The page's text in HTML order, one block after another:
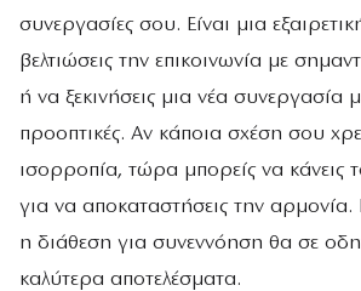
συνεργασίες σου. Είναι μια
βελτιώσεις την επικοινωνία με
ή να ξεκινήσεις μια νέα συνεργασία
προοπτικές. Αν κάποια σχέση σου
ισορροπία, τώρα μπορείς να κάνεις
για να αποκαταστήσεις την αρμονία. Η
η διάθεση για συνεννόηση θα σε
καλύτερα αποτελέσματα.